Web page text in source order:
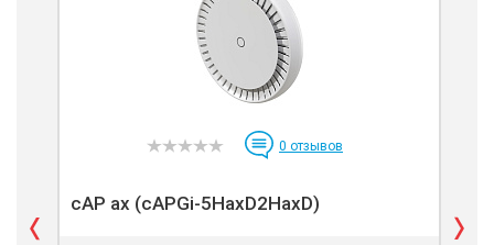
0 отзывов
cAP ax (cAPGi-5HaxD2HaxD)